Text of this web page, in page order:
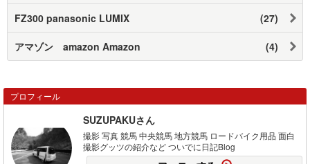
FZ300 panasonic LUMIX (27)
アマゾン amazon Amazon (4)
プロフィール
SUZUPAKUさん
撮影 写真 競馬 中央競馬 地方競馬 ロードバイク用品 面白
撮影グッツの紹介など ついでに日記Blog